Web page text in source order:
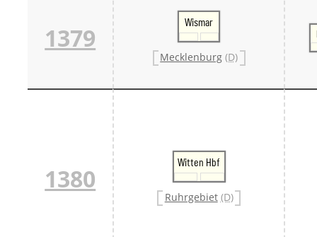
1379
Wismar
Mecklenburg (D)
1380
Witten Hbf
Ruhrgebiet (D)